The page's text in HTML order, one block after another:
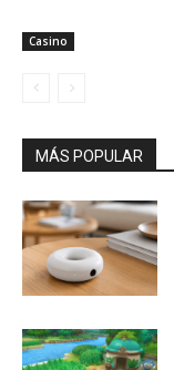
Casino
MÁS POPULAR